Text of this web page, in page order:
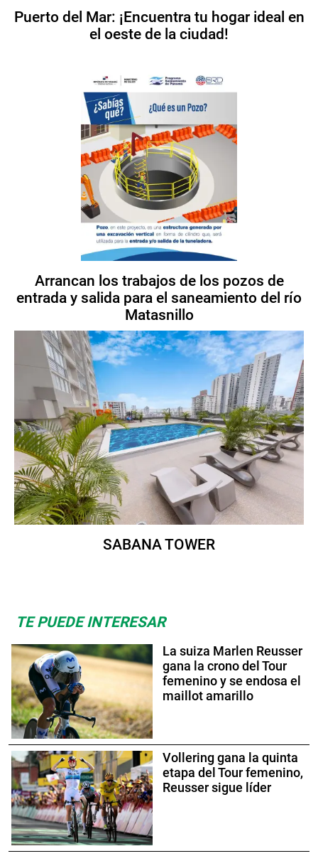
Puerto del Mar: ¡Encuentra tu hogar ideal en
el oeste de la ciudad!
Arrancan los trabajos de los pozos de
entrada y salida para el saneamiento del río
Matasnillo
SABANA TOWER
TE PUEDE INTERESAR
La suiza Marlen Reusser
gana la crono del Tour
femenino y se endosa el
maillot amarillo
Vollering gana la quinta
etapa del Tour femenino,
Reusser sigue líder